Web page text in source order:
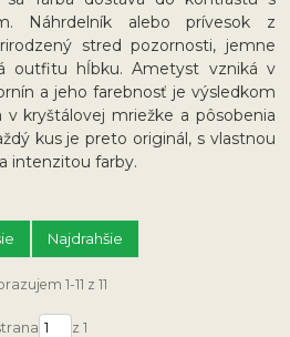
Náhrdelník alebo prívesok z
stred pozornosti, jemne
outfitu hĺbku. Ametyst vzniká v
a jeho farebnosť je výsledkom
kryštálovej mriežke a pôsobenia
kus je preto originál, s vlastnou
intenzitou farby.
Najdrahšie
1-11 z 11
z 1